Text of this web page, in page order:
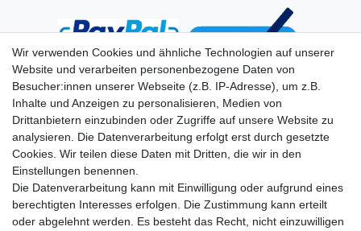
Wir verwenden Cookies und ähnliche Technologien auf unserer
Website und verarbeiten personenbezogene Daten von
Besucher:innen unserer Webseite (z.B. IP-Adresse), um z.B.
Inhalte und Anzeigen zu personalisieren, Medien von
Drittanbietern einzubinden oder Zugriffe auf unsere Website zu
analysieren. Die Datenverarbeitung erfolgt erst durch gesetzte
Cookies. Wir teilen diese Daten mit Dritten, die wir in den
Einstellungen benennen.
Die Datenverarbeitung kann mit Einwilligung oder aufgrund eines
berechtigten Interesses erfolgen. Die Zustimmung kann erteilt
oder abgelehnt werden. Es besteht das Recht, nicht einzuwilligen